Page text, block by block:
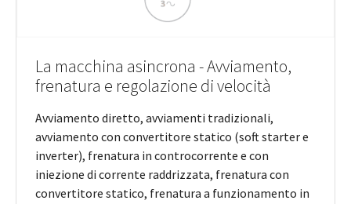
La macchina asincrona - Avviamento,
frenatura e regolazione di velocità
Avviamento diretto, avviamenti tradizionali,
avviamento con convertitore statico (soft starter e
inverter), frenatura in controcorrente e con
iniezione di corrente raddrizzata, frenatura con
convertitore statico, frenatura a funzionamento in